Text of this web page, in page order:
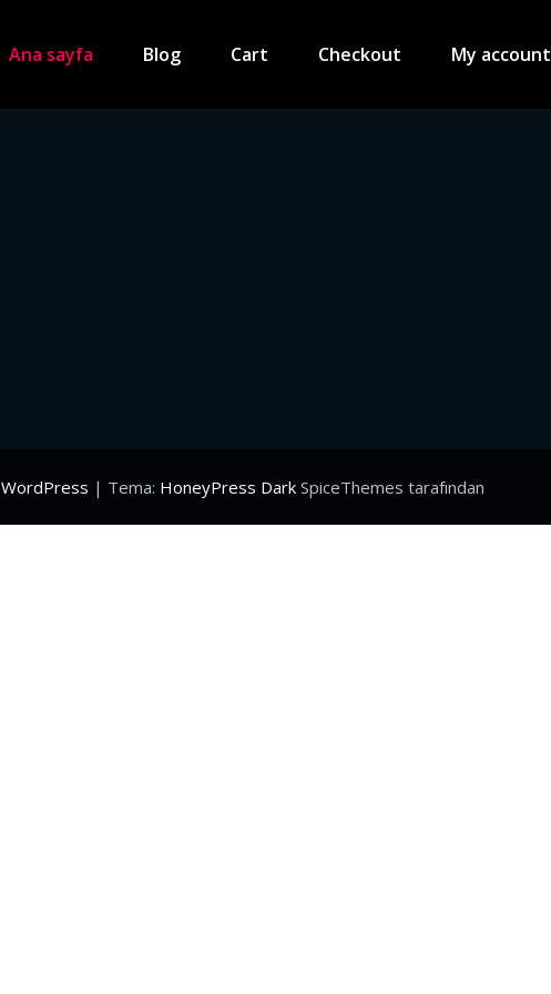
Ana sayfa Blog Cart Checkout My account
WordPress | Tema: HoneyPress Dark SpiceThemes tarafından